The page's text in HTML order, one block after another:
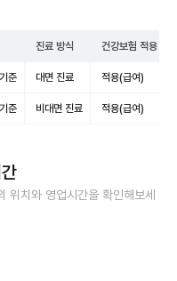
진료 방식 건강보험 적용
준 대면 진료 적용(급여)
준 비대면 진료 적용(급여)
위치와 영업시간을 확인해보세